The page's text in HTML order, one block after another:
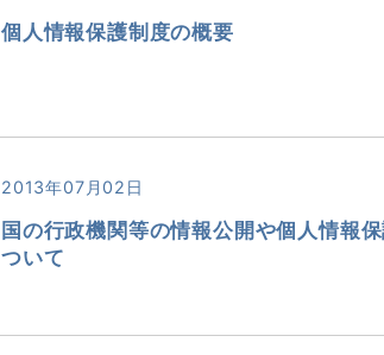
個人情報保護制度の概要
2013年07月02日
国の行政機関等の情報公開や個人情報
ついて